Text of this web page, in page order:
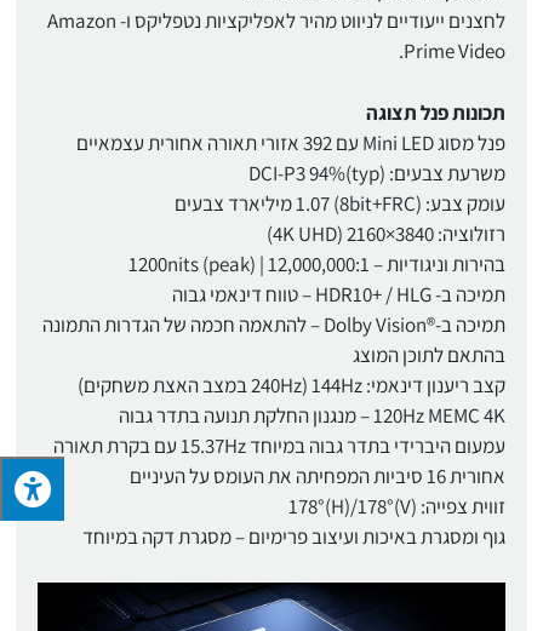
לחצנים ייעודיים לניווט מהיר לאפליקציות נטפליקס ו- Amazon
Prime Video.
תכונות פנל תצוגה
פנל מסוג Mini LED עם 392 אזורי תאורה אחורית עצמאיים
משרעת צבעים: DCI-P3 94%(typ)
עומק צבע: (8bit+FRC) 1.07 מיליארד צבעים
רזולוציה: 3840×2160 (4K UHD)
בהירות וניגודיות – 1200nits (peak) | 12,000,000:1
תמיכה ב- HDR10+ / HLG – טווח דינאמי גבוה
תמיכה ב-®Dolby Vision – להתאמה חכמה של הגדרות התמונה
בהתאם לתוכן המוצג
קצב ריענון דינאמי: 144Hz (240Hz במצב האצת משחקים)
120Hz MEMC 4K – מנגנון החלקת תנועה בתדר גבוה
עמעום היברידי בתדר גבוה במיוחד 15.37Hz עם בקרת תאורה
אחורית 16 סיביות המפחיתה את העומס על העיניים
זווית צפייה: (V)178°(H)/178°
גוף ומסגרת באיכות ועיצוב פרימיום – מסגרת דקה במיוחד